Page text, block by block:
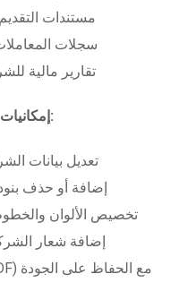
مستندات
سجلات
تقارير مالية
إمكانيات تخصيص متقدمة:
تعديل بيانات
إضافة أو حذف بنود
تخصيص الألوان
إضافة شعار
طباعة بعدة صيغ (Word/PDF) مع الحفاظ على الجودة